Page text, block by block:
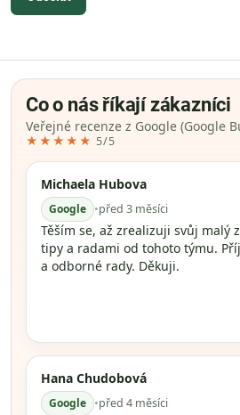
Co o nás říkají zákazníci
Veřejné recenze z Google (Google
★★★★★ 5/5
Michaela Hubova
Google •před 3 měsíci
Těším se, až zrealizuji svůj malý
tipy a radami od tohoto týmu.
a odborné rady. Děkuji.
Hana Chudobová
Google •před 4 měsíci